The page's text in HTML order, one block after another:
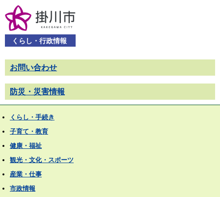
くらし・行政情報
お問い合わせ
防災・災害情報
くらし・手続き
子育て・教育
健康・福祉
観光・文化・スポーツ
産業・仕事
市政情報